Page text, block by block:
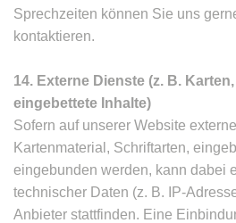
Sprechzeiten können Sie uns
kontaktieren.
14. Externe Dienste (z. B.
eingebettete Inhalte)
Sofern auf unserer Website
Kartenmaterial, Schriftarten,
eingebunden werden, kann dabei
technischer Daten (z. B. IP-
Anbieter stattfinden. Eine